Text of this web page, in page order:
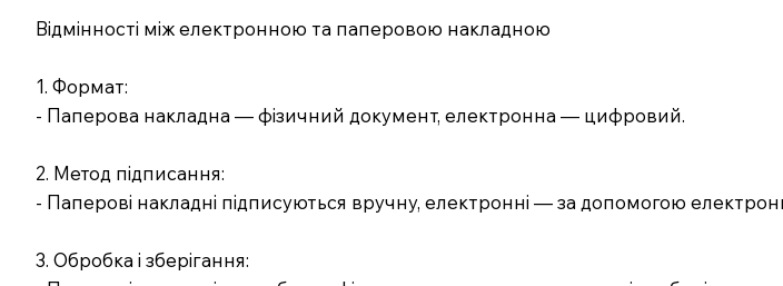
Відмінності між електронною та паперовою накладною
1. Формат:
- Паперова накладна — фізичний документ, електронна — цифровий.
2. Метод підписання:
- Паперові накладні підписуються вручну, електронні — за допомогою
3. Обробка і зберігання: